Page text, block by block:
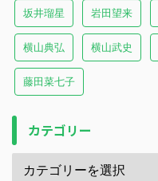
坂井瑠星 岩田望来
横山典弘 横山武史
藤田菜七子
カテゴリー